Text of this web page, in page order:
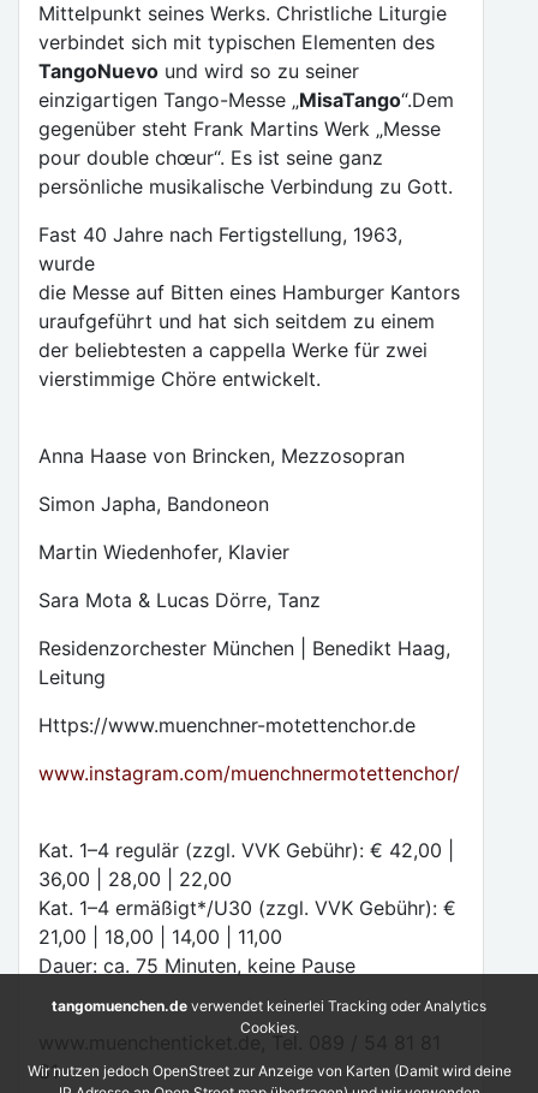
Mittelpunkt seines Werks. Christliche Liturgie
verbindet sich mit typischen Elementen des
TangoNuevo und wird so zu seiner
einzigartigen Tango-Messe „MisaTango“.Dem
gegenüber steht Frank Martins Werk „Messe
pour double chœur“. Es ist seine ganz
persönliche musikalische Verbindung zu Gott.
Fast 40 Jahre nach Fertigstellung, 1963,
wurde
die Messe auf Bitten eines Hamburger Kantors
uraufgeführt und hat sich seitdem zu einem
der beliebtesten a cappella Werke für zwei
vierstimmige Chöre entwickelt.
Anna Haase von Brincken, Mezzosopran
Simon Japha, Bandoneon
Martin Wiedenhofer, Klavier
Sara Mota & Lucas Dörre, Tanz
Residenzorchester München | Benedikt Haag,
Leitung
Https://www.muenchner-motettenchor.de
www.instagram.com/muenchnermotettenchor/
Kat. 1–4 regulär (zzgl. VVK Gebühr): € 42,00 |
36,00 | 28,00 | 22,00
Kat. 1–4 ermäßigt*/U30 (zzgl. VVK Gebühr): €
21,00 | 18,00 | 14,00 | 11,00
Dauer: ca. 75 Minuten, keine Pause
81
tangomuenchen.de verwendet keinerlei Tracking oder Analytics
Cookies.
Wir nutzen jedoch OpenStreet zur Anzeige von Karten (Damit wird deine